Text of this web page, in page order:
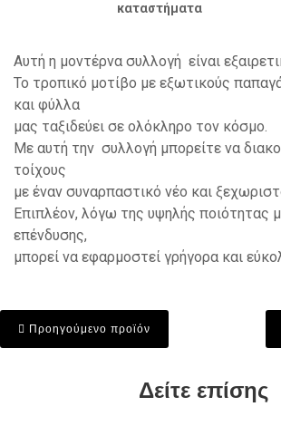
καταστήματα
Αυτή η μοντέρνα συλλογή είναι
Το τροπικό μοτίβο με εξωτικούς
και φύλλα
μας ταξιδεύει σε ολόκληρο τον κόσμο.
Με αυτή την συλλογή μπορείτε να
τοίχους
με έναν συναρπαστικό νέο και
Επιπλέον, λόγω της υψηλής ποιότητας
επένδυσης,
μπορεί να εφαρμοστεί γρήγορα και
Προηγούμενο προϊόν
Δείτε επίσης